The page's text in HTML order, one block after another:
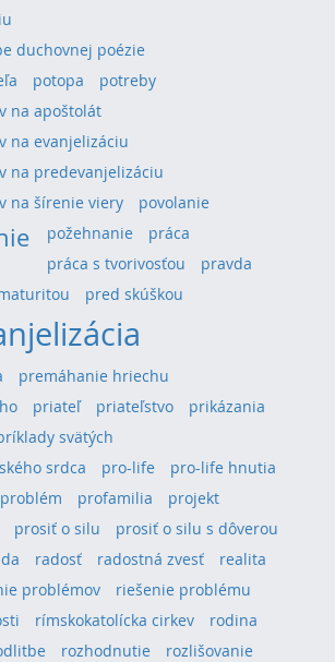
duchovnej poézie
potopa
potreby
na apoštolát
na evanjelizáciu
na predevanjelizáciu
na šírenie viery
povolanie
požehnanie
práca
práca s tvorivosťou
pravda
pred skúškou
premáhanie hriechu
priateľ priateľstvo
prikázania
svätých
srdca
pro-life
pro-life hnutia
problém profamilia
projekt
prosiť o silu
prosiť o silu s dôverou
radosť radostná zvesť
realita
problémov
riešenie problému
rímskokatolícka cirkev
rodina
rozhodnutie rozlišovanie